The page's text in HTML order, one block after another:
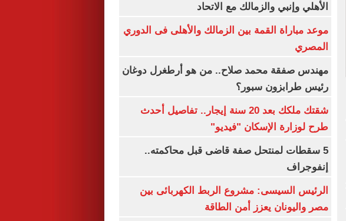
الأهلي وإنبي والزمالك مع الاتحاد
موعد مباراة القمة بين الزمالك والأهلى فى الدوري
المصري
مهندس صفقة محمد صلاح.. من هو أرطغرل دوغان
رئيس طرابزون سبور؟
شقتك ملكك بعد 20 سنة إيجار.. تفاصيل أحدث
طرح لوزارة الإسكان "فيديو"
5 سقطات لمنتحل صفة قاضى قبل محاكمته..
إنفوجراف
الرئيس السيسى: مشروع الربط الكهربائى بين
مصر واليونان يعزز أمن الطاقة